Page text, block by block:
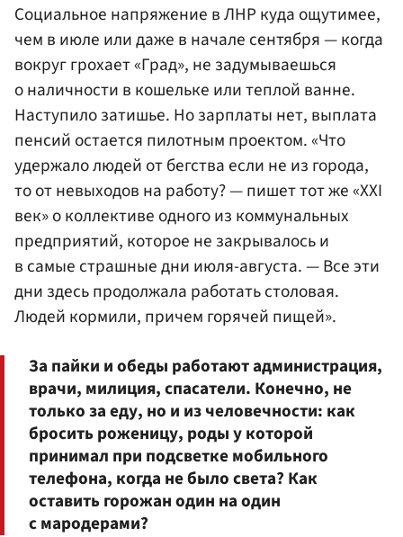
Социальное напряжение в ЛНР куда ощутимее,
чем в июле или даже в начале сентября — когда
вокруг грохает «Град», не задумываешься
о наличности в кошельке или теплой ванне.
Наступило затишье. Но зарплаты нет, выплата
пенсий остается пилотным проектом. «Что
удержало людей от бегства если не из города,
то от невыходов на работу? — пишет тот же «XXI
век» о коллективе одного из коммунальных
предприятий, которое не закрывалось и
в самые страшные дни июля-августа. — Все эти
дни здесь продолжала работать столовая.
Людей кормили, причем горячей пищей».
За пайки и обеды работают администрация,
врачи, милиция, спасатели. Конечно, не
только за еду, но и из человечности: как
бросить роженицу, роды у которой
принимал при подсветке мобильного
телефона, когда не было света? Как
оставить горожан один на один
с мародерами?